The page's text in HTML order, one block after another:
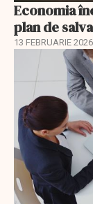
Economia
plan de
13 FEBRUARIE 2026